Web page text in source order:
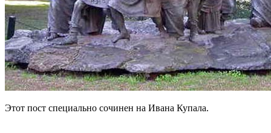
Этот пост специально сочинен на Ивана Купала.